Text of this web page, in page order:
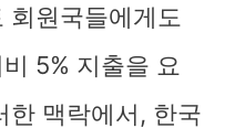
회원국들에게도
5% 지출을 요
한 맥락에서, 한국